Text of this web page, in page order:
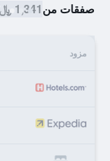
صفقات من1,341 ﷼
مزود